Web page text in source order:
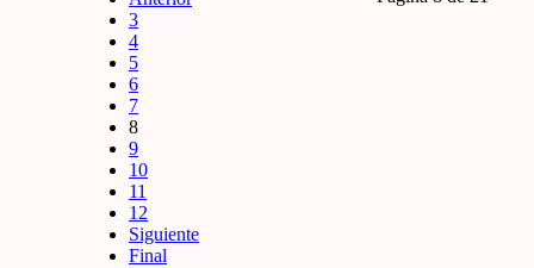
3
4
5
6
7
8
9
10
11
12
Siguiente
Final